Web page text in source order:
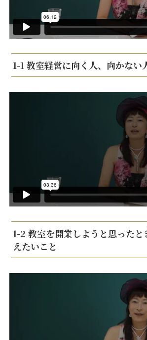
1-1 教室経営に向く人、向かない
1-2 教室を開業しようと思ったと
えたいこと